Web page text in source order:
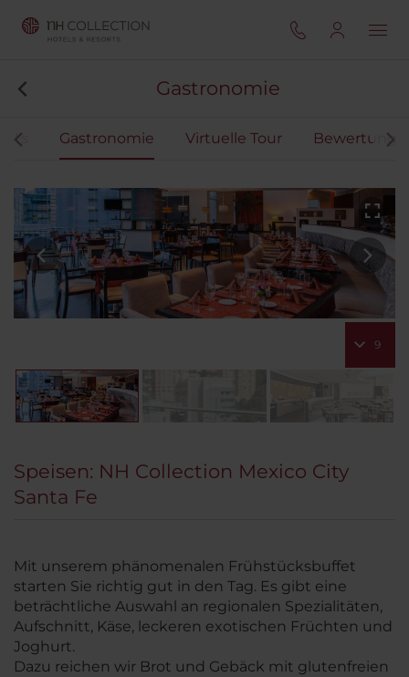
Gastronomie
Gastronomie Virtuelle Tour
9
Speisen: NH Collection Mexico City
Santa Fe
Mit unserem phänomenalen Frühstücksbuffet
starten Sie richtig gut in den Tag. Es gibt eine
beträchtliche Auswahl an regionalen Spezialitäten,
Aufschnitt, Käse, leckeren exotischen Früchten und
Joghurt.
Dazu reichen wir Brot und Gebäck mit glutenfreien